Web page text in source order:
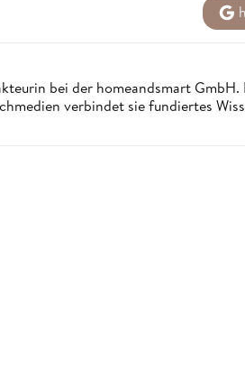
bei der homeandsmart
verbindet sie fundiertes